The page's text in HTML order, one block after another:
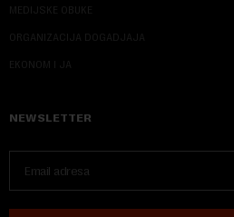
MEDIJSKE OBUKE
ORGANIZACIJA DOGADJAJA
EKONOM I JA
NEWSLETTER